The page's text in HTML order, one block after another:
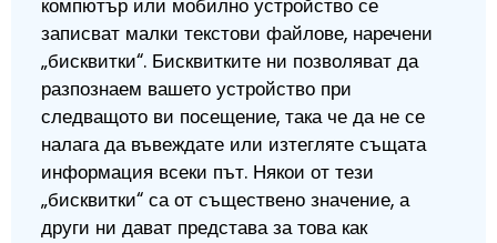
компютър или мобилно устройство се
записват малки текстови файлове, наречени
„бисквитки“. Бисквитките ни позволяват да
разпознаем вашето устройство при
следващото ви посещение, така че да не се
налага да въвеждате или изтегляте същата
информация всеки път. Някои от тези
„бисквитки“ са от съществено значение, а
други ни дават представа за това как